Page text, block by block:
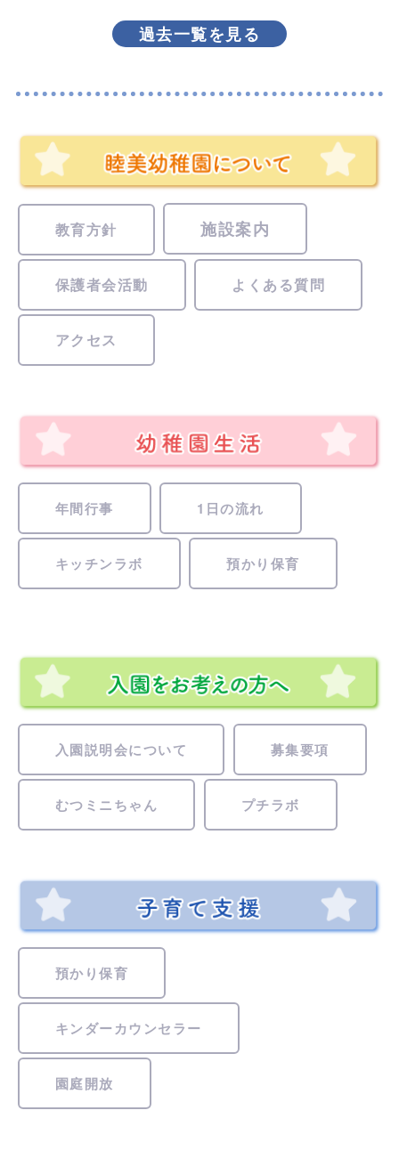
過去一覧を見る
教育方針 施設案内
保護者会活動 よくある質問
アクセス
年間行事 1日の流れ
キッチンラボ 預かり保育
入園説明会について 募集要項
むつミニちゃん プチラボ
預かり保育
キンダーカウンセラー
園庭開放